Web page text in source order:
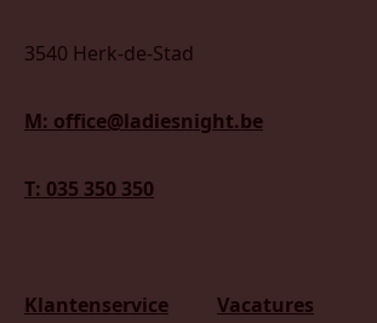
3540 Herk-de-Stad
M: office@ladiesnight.be
T: 035 350 350
Klantenservice Vacatures